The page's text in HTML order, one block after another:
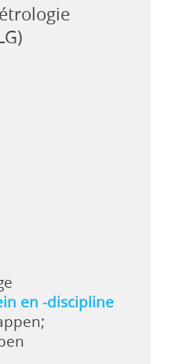
en -discipline